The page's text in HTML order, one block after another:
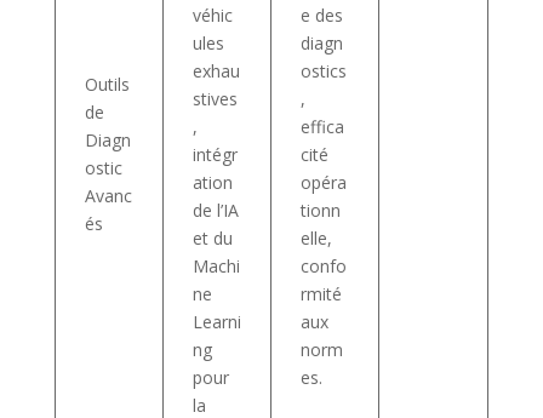
Outils
de
Diagn
ostic
Avanc
és
véhic
ules
exhau
stives
,
intégr
ation
de l’IA
et du
Machi
ne
Learni
ng
pour
la
e des
diagn
ostics
,
effica
cité
opéra
tionn
elle,
confo
rmité
aux
norm
es.